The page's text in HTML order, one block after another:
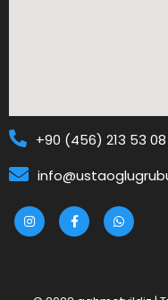
+90 (456) 213 53 08